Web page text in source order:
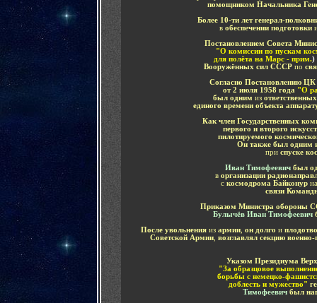
помощником Начальника
Более 10-ти лет генерал-
в обеспечении подготовки
Постановлением Совета
"О комиссии по пускам
для полёта на Марс - прим.)
Вооружённых сил СССРпо
Согласно Постановлению
от 2 июля 1958 года "О
был одним из
единого времени объекта
Как член Государственных
первого и второго
пилотируемого
Он также был одним
при спуске
Иван Тимофеевич был
ворганизации
с космодрома Байконур на
связи
Приказом Министра обороны
Булычёв Иван Тимофеевич
После увольнения из армии он долго и
Советской Армии, возглавлял секцию
Указом Президиума
"За образцовое
борьбы с немецко-
доблесть и мужество"
Тимофеевич был